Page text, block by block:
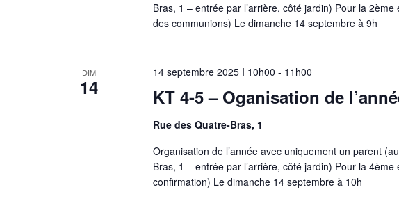
Bras, 1 – entrée par l’arrière, côté jardin) Pour la
des communions) Le dimanche 14 septembre à 9h
DIM
14 KT 4-5 – Oganisation de
14 septembre 2025 I 10h00 - 11h00
Rue des Quatre-Bras, 1
Organisation de l’année avec uniquement un parent
Bras, 1 – entrée par l’arrière, côté jardin) Pour la
confirmation) Le dimanche 14 septembre à 10h